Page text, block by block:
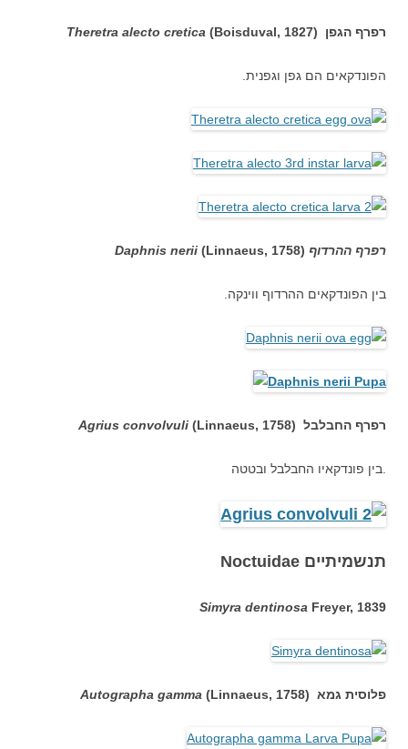
רפרף הגפן ( Theretra alecto cretica (Boisduval, 1827
הפונדקאים הם גפן וגפנית.
רפרף ההרדוף (
Daphnis nerii (Linnaeus, 1758
בין הפונדקאים ההרדוף ווינקה.
Agrius convolvuli (Linnaeus, 1758) רפרף החבלבל
תנשמיתיים Noctuidae
Simyra dentinosa Freyer, 1839
פלוסית גמא ( Autographa gamma (Linnaeus, 1758